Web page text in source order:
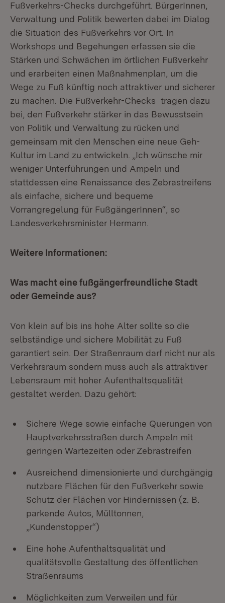
Fußverkehrs-Checks durchgeführt. BürgerInnen,
Verwaltung und Politik bewerten dabei im Dialog
die Situation des Fußverkehrs vor Ort. In
Workshops und Begehungen erfassen sie die
Stärken und Schwächen im örtlichen Fußverkehr
und erarbeiten einen Maßnahmenplan, um die
Wege zu Fuß künftig noch attraktiver und sicherer
zu machen. Die Fußverkehr-Checks tragen dazu
bei, den Fußverkehr stärker in das Bewusstsein
von Politik und Verwaltung zu rücken und
gemeinsam mit den Menschen eine neue Geh-
Kultur im Land zu entwickeln. „Ich wünsche mir
weniger Unterführungen und Ampeln und
stattdessen eine Renaissance des Zebrastreifens
als einfache, sichere und bequeme
Vorrangregelung für FußgängerInnen“, so
Landesverkehrsminister Hermann.
Weitere Informationen:
Was macht eine fußgängerfreundliche Stadt
oder Gemeinde aus?
Von klein auf bis ins hohe Alter sollte so die
selbständige und sichere Mobilität zu Fuß
garantiert sein. Der Straßenraum darf nicht nur als
Verkehrsraum sondern muss auch als attraktiver
Lebensraum mit hoher Aufenthaltsqualität
gestaltet werden. Dazu gehört:
Sichere Wege sowie einfache Querungen von
Hauptverkehrsstraßen durch Ampeln mit
geringen Wartezeiten oder Zebrastreifen
Ausreichend dimensionierte und durchgängig
nutzbare Flächen für den Fußverkehr sowie
Schutz der Flächen vor Hindernissen (z. B.
parkende Autos, Mülltonnen,
„Kundenstopper“)
Eine hohe Aufenthaltsqualität und
qualitätsvolle Gestaltung des öffentlichen
Straßenraums
Möglichkeiten zum Verweilen und für